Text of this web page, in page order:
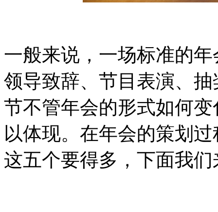
一般来说，一场标准的
领导致辞、节目表演、
节不管年会的形式如何
以体现。在年会的策划
这五个要得多，下面我